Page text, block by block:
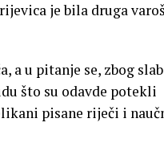
je bila druga
a u pitanje se, zbog
što su odavde potekli
pisane riječi i